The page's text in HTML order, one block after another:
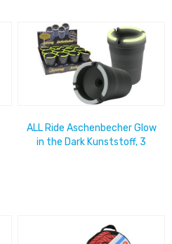
ALL Ride Aschenbecher Glow
in the Dark Kunststoff, 3